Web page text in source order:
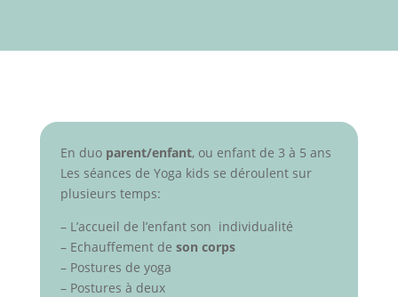
En duo parent/enfant, ou enfant de 3 à 5 ans
Les séances de Yoga kids se déroulent sur
plusieurs temps:
– L’accueil de l’enfant son individualité
– Echauffement de son corps
– Postures de yoga
– Postures à deux